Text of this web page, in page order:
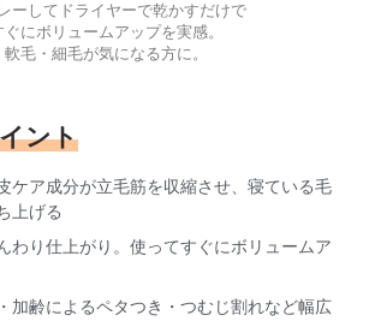
ーしてドライヤーで乾かすだけで
ぐにボリュームアップを実感。
軟毛・細毛が気になる方に。
ント
ケア成分が立毛筋を収縮させ、寝ている毛
上げる
わり仕上がり。使ってすぐにボリュームア
加齢によるペタつき・つむじ割れなど幅広